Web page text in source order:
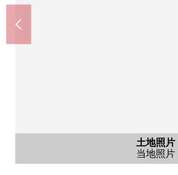
土地照片
当地照片
土地照片
当地照片
土地照片
含有前面道路的
含有前面道路
前面道路
含有前面道路
前面道路
含有前面道路
前面道路
含有前面道路
前面道路
含有前面道路
前面道路
含有前面道路
前面道路
区划图
区划图(全体)
小松川小学(约
小松川第2中学(
7-Eleven平井2丁目商
shaporoko平井(车站